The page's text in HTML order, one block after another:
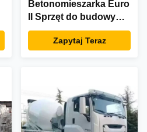
Betonomieszarka Euro
II Sprzęt do budowy
dróg Silnik 8X4 380 KM
Zapytaj Teraz